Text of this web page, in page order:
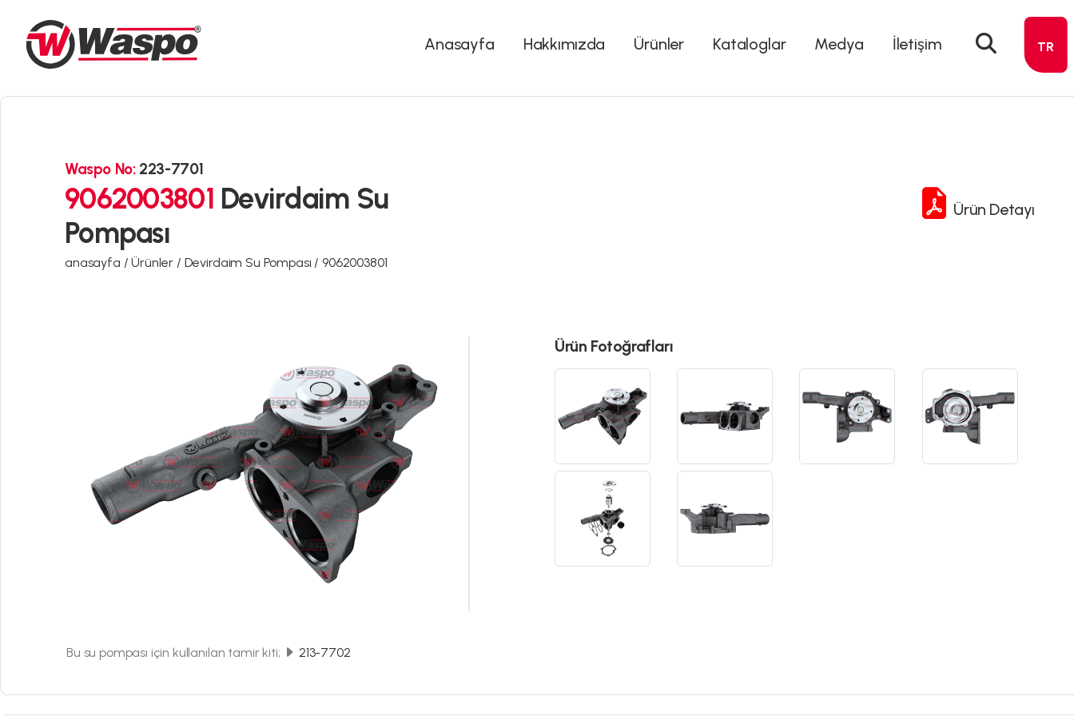
Anasayfa Hakkımızda Ürünler Kataloglar Medya İletişim TR
Waspo No: 223-7701
9062003801 Devirdaim Su
Pompası
anasayfa /Ürünler / Devirdaim Su Pompası / 9062003801
Ürün Detayı
Ürün Fotoğrafları
Bu su pompası için kullanılan tamir kiti; 213-7702